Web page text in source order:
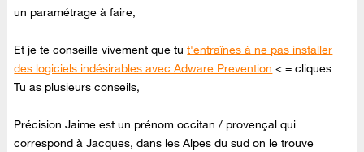
un paramétrage à faire,
Et je te conseille vivement que tut'entraînes à ne pas installer
des logiciels indésirables avec Adware Prevention < = cliques
Tu as plusieurs conseils,
Précision Jaime est un prénom occitan / provençal qui
correspond à Jacques, dans les Alpes du sud on le trouve